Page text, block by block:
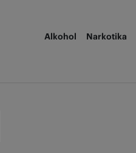
Alkohol Narkotika